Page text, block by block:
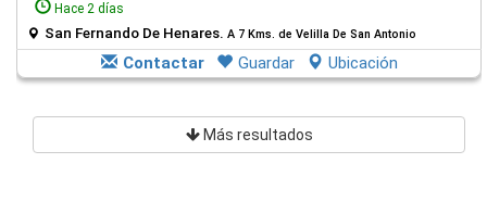
Hace 2 días
San Fernando De Henares. A 7 Kms. de Velilla De San Antonio
Contactar Guardar Ubicación
Más resultados